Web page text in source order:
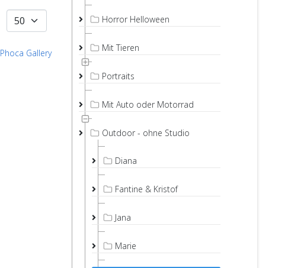
Phoca Gallery
Horror Helloween
Mit Tieren
Portraits
Mit Auto oder Motorrad
Outdoor - ohne Studio
Diana
Fantine & Kristof
Jana
Marie